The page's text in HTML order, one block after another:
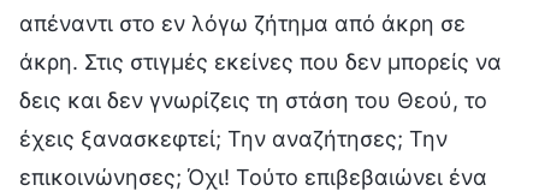
απέναντι στο εν λόγω ζήτημα από άκρη σε
άκρη. Στις στιγμές εκείνες που δεν μπορείς να
δεις και δεν γνωρίζεις τη στάση του Θεού, το
έχεις ξανασκεφτεί; Την αναζήτησες; Την
επικοινώνησες; Όχι! Τούτο επιβεβαιώνει ένα